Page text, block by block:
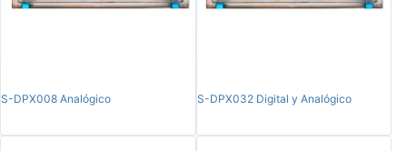
S-DPX008 Analógico S-DPX032 Digital y Analógico